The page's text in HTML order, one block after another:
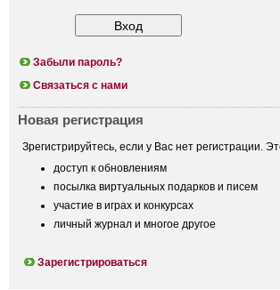
Забыли пароль?
Связаться с нами
Новая регистрация
Зрегистрируйтесь, если у Вас нет регистрации.
доступ к обновлениям
посылка виртуальных подарков и писем
участие в играх и конкурсах
личный журнал и многое другое
Зарегистрироваться